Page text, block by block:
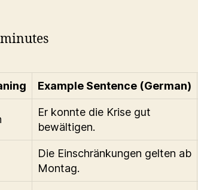
minutes
Example Sentence (German)
Er konnte die Krise gut
bewältigen.
Die Einschränkungen gelten ab
Montag.